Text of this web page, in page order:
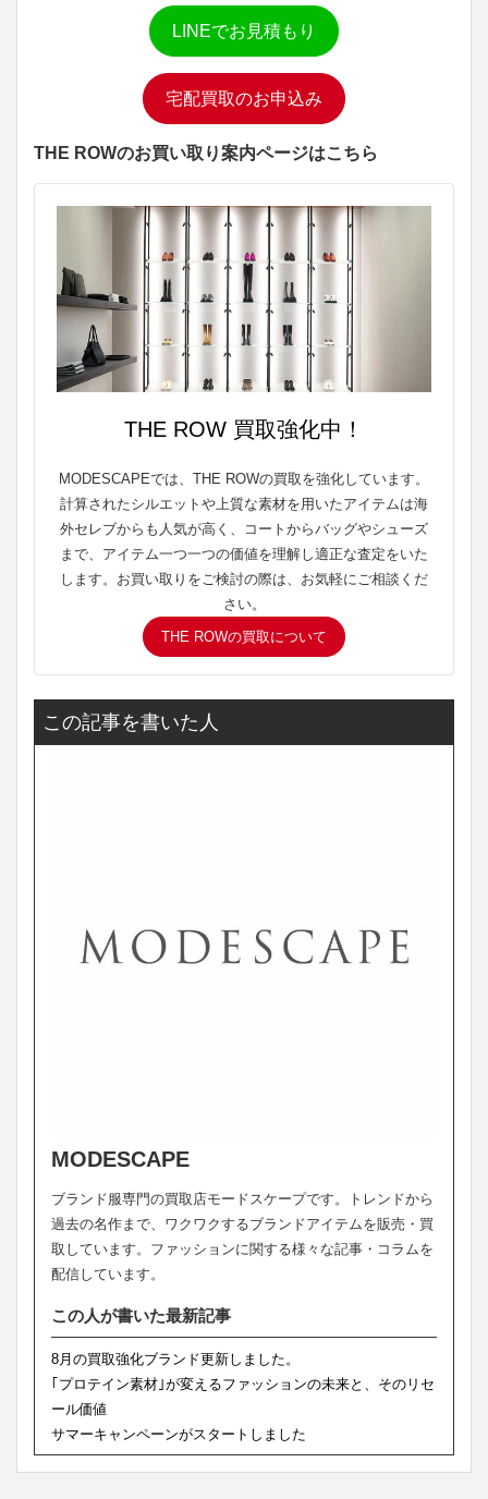
LINEでお見積もり
宅配買取のお申込み
THE ROWのお買い取り案内ページはこちら
THE ROW 買取強化中！
MODESCAPEでは、THE ROWの買取を強化しています。
計算されたシルエットや上質な素材を用いたアイテムは海
外セレブからも人気が高く、コートからバッグやシューズ
まで、アイテム一つ一つの価値を理解し適正な査定をいた
します。お買い取りをご検討の際は、お気軽にご相談くだ
さい。
THE ROWの買取について
この記事を書いた人
MODESCAPE
ブランド服専門の買取店モードスケープです。トレンドから
過去の名作まで、ワクワクするブランドアイテムを販売・買
取しています。ファッションに関する様々な記事・コラムを
配信しています。
この人が書いた最新記事
8月の買取強化ブランド更新しました。
｢プロテイン素材｣が変えるファッションの未来と、そのリセ
ール価値
サマーキャンペーンがスタートしました